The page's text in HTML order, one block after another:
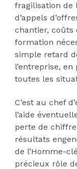
fragilisation de
d’appels
chantier,
formation
simple retard
l’entreprise,
toutes les
C’est au chef
l’aide
perte de chiffre
résultats
de l’Homme-
précieux rôle